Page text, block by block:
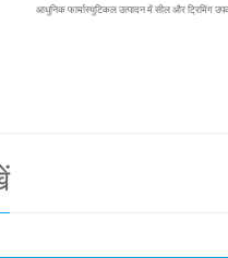
आधुनिक फार्मास्युटिकल उत्पादन में सील और ट्रिमिंग